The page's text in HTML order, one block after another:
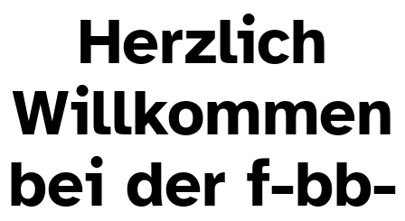
Herzlich
Willkommen
bei der f-bb-